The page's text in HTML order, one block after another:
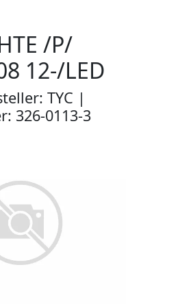
/P/
12-/LED
TYC |
326-0113-3